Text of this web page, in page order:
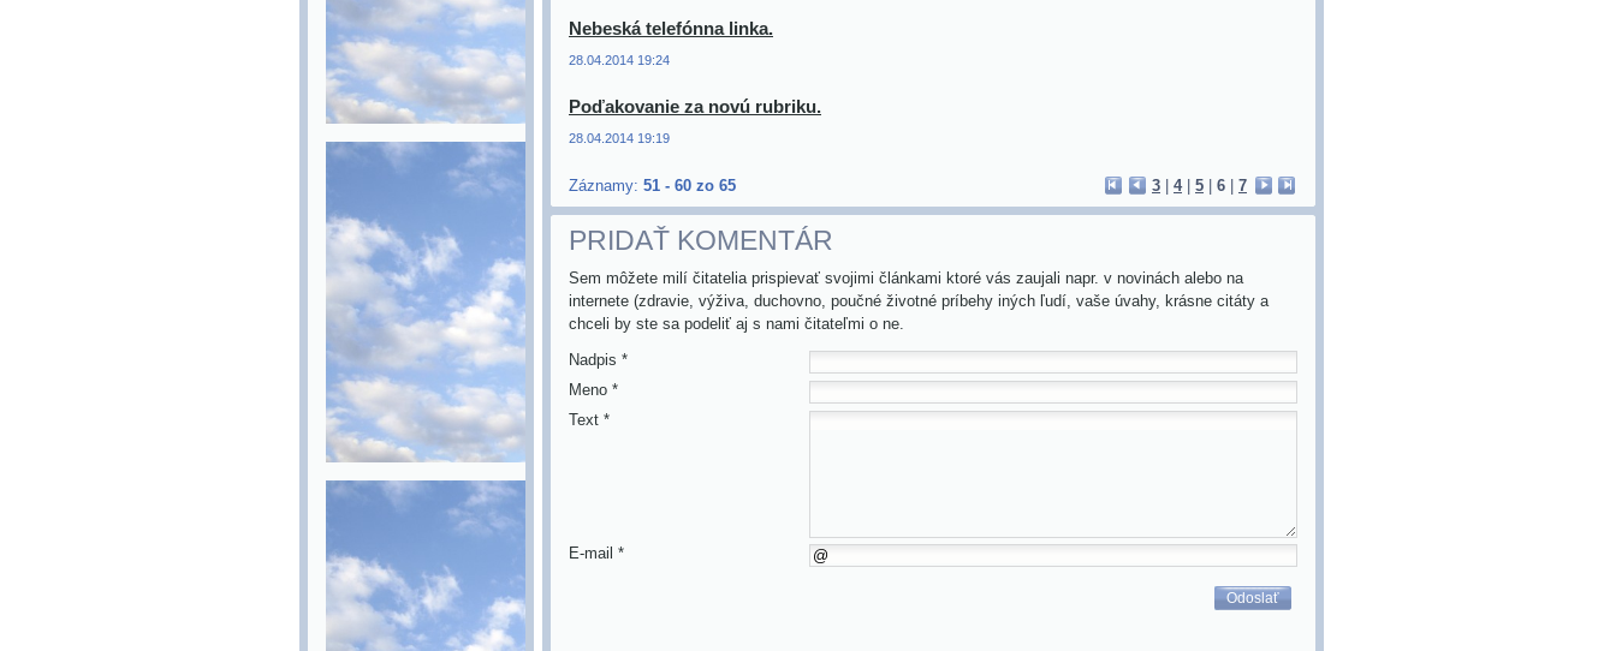
Nebeská telefónna linka.
28.04.2014 19:24
Poďakovanie za novú rubriku.
28.04.2014 19:19
Záznamy: 51 - 60 zo 65 3 4 5 6 7
PRIDAŤ KOMENTÁR
Sem môžete milí čitatelia prispievať svojimi článkami ktoré vás zaujali napr. v novinách alebo na
internete (zdravie, výživa, duchovno, poučné životné príbehy iných ľudí, vaše úvahy, krásne citáty a
chceli by ste sa podeliť aj s nami čitateľmi o ne.
Nadpis *
Meno *
Text *
E-mail *
Odoslať